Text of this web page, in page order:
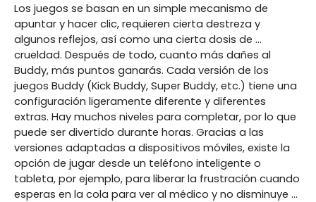
Los juegos se basan en un simple mecanismo de
apuntar y hacer clic, requieren cierta destreza y
algunos reflejos, así como una cierta dosis de ...
crueldad. Después de todo, cuanto más dañes al
Buddy, más puntos ganarás. Cada versión de los
juegos Buddy (Kick Buddy, Super Buddy, etc.) tiene una
configuración ligeramente diferente y diferentes
extras. Hay muchos niveles para completar, por lo que
puede ser divertido durante horas. Gracias a las
versiones adaptadas a dispositivos móviles, existe la
opción de jugar desde un teléfono inteligente o
tableta, por ejemplo, para liberar la frustración cuando
esperas en la cola para ver al médico y no disminuye ...